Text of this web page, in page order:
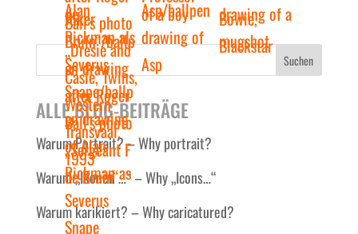
Suchen
ALLE BLOG-BEITRÄGE
Warum Portrait? – Why portrait?
Warum „Ikonen …“ – Why „Icons…“
Warum karikiert? – Why caricatured?